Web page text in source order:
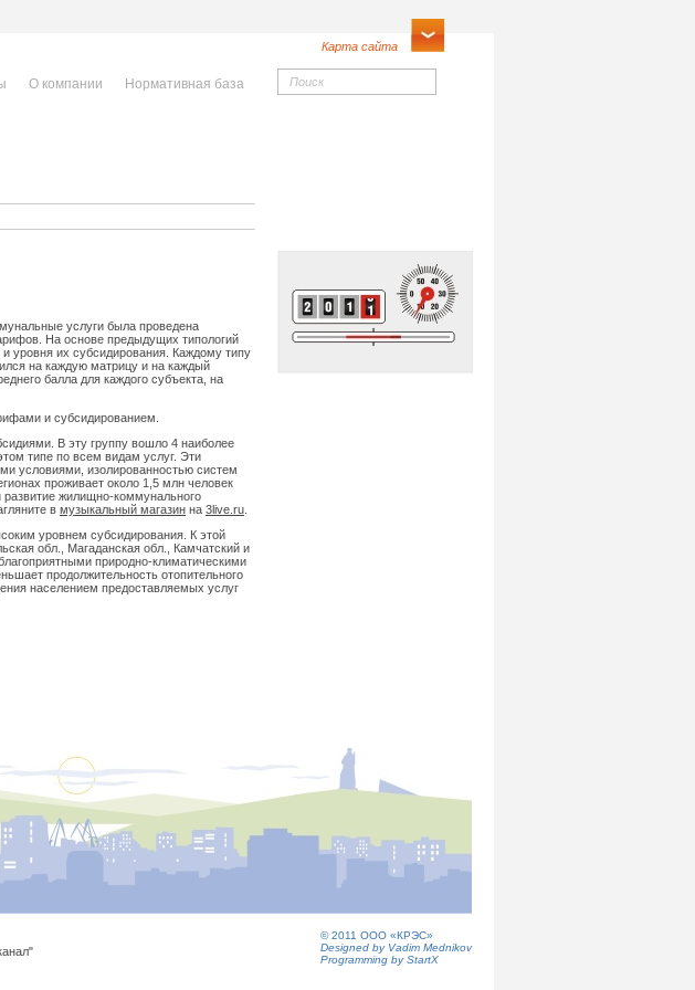
О компании Нормативная база
услуги была проведена
На основе предыдущих типологий
уровня их субсидирования. Каждому типу
на каждую матрицу и на каждый
балла для каждого субъекта, на
и субсидированием.
В эту группу вошло 4 наиболее
типе по всем видам услуг. Эти
условиями, изолированностью систем
проживает около 1,5 млн человек
жилищно-коммунального
в музыкальный магазин на 3live.ru
уровнем субсидирования. К этой
обл., Магаданская обл., Камчатский и
природно-климатическими
продолжительность отопительного
населением предоставляемых услуг
Карта сайта
© 2011 ООО «КРЭС»
Designed by Vadim Mednikov
Programming by StartX